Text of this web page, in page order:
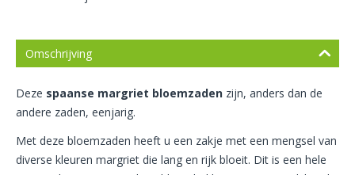
Omschrijving
Deze spaanse margriet bloemzaden zijn, anders dan de
andere zaden, eenjarig.
Met deze bloemzaden heeft u een zakje met een mengsel van
diverse kleuren margriet die lang en rijk bloeit. Dit is een hele